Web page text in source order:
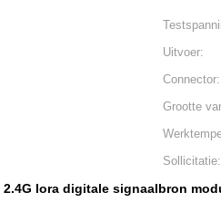
Uitvoer:
Connector:
Grootte
Sollicitatie:
2.4G lora digitale signaalbron